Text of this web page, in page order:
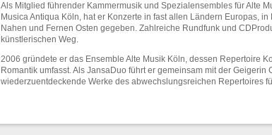
Als Mitglied führender Kammermusik und Spezial­ensembles für Alte
Musica Antiqua Köln, hat er Konzerte in fast allen Ländern Europas,
Nahen und Fernen Osten gegeben. Zahlreiche Rundfunk und
künstlerischen Weg.
2006 gründete er das Ensemble Alte Musik Köln, dessen Repertoire
Romantik umfasst. Als JansaDuo führt er gemeinsam mit der Geigerin
wiederzuentdeckende Werke des abwechslungsreichen Repertoires